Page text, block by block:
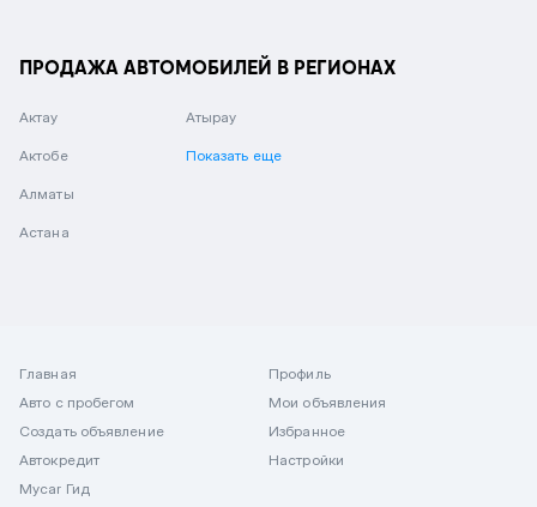
ПРОДАЖА АВТОМОБИЛЕЙ В РЕГИОНАХ
Актау
Актобе
Алматы
Астана
Атырау
Показать еще
Главная
Авто с пробегом
Создать объявление
Автокредит
Mycar Гид
Профиль
Мои объявления
Избранное
Настройки